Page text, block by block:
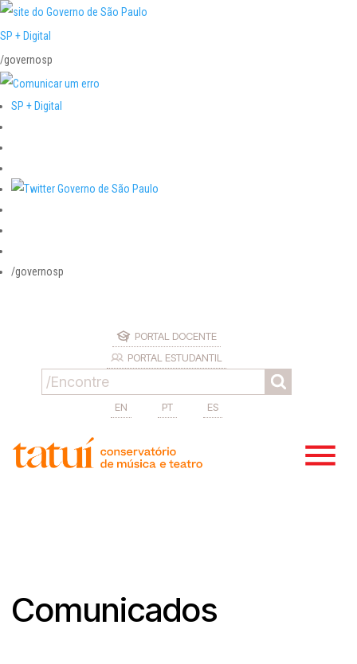
SP + Digital
/governosp
SP + Digital
/governosp
PORTAL DOCENTE
PORTAL ESTUDANTIL
EN PT ES
Comunicados